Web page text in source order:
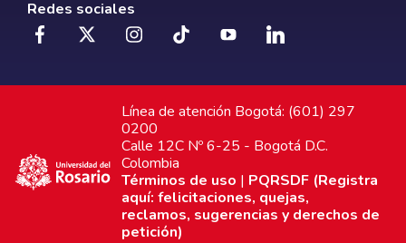
Redes sociales
Línea de atención Bogotá: (601) 297
0200
Calle 12C Nº 6-25 - Bogotá D.C.
Colombia
Términos de uso | PQRSDF (Registra
aquí: felicitaciones, quejas,
reclamos, sugerencias y derechos de
petición)